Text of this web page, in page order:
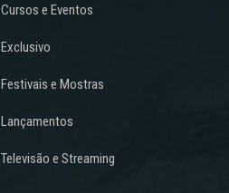
Cursos e Eventos
Exclusivo
Festivais e Mostras
Lançamentos
Televisão e Streaming